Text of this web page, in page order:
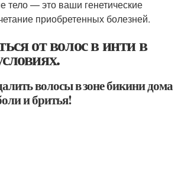
тело — это ваши генетические
приобретенных болезней.
от волос в инти в
волосы в зоне бикини дома
и бритья!